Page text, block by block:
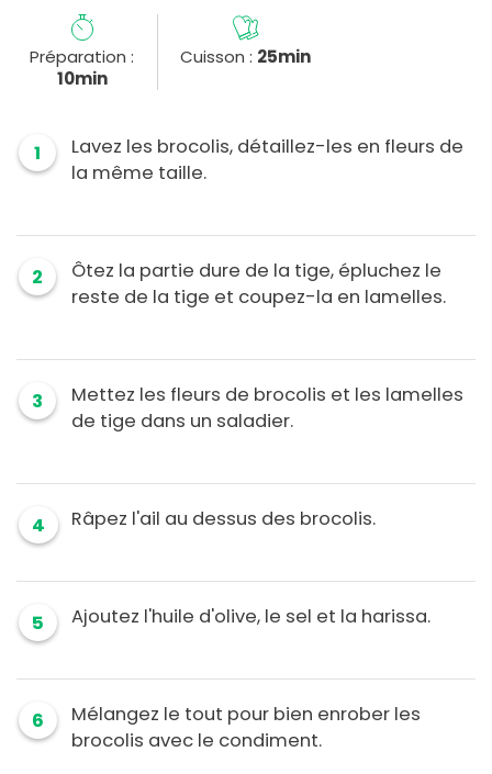
Préparation :
10min
Cuisson : 25min
1
Lavez les brocolis, détaillez-les en fleurs de
la même taille.
2
Ôtez la partie dure de la tige, épluchez le
reste de la tige et coupez-la en lamelles.
3
Mettez les fleurs de brocolis et les lamelles
de tige dans un saladier.
4 Râpez l'ail au dessus des brocolis.
5 Ajoutez l'huile d'olive, le sel et la harissa.
6
Mélangez le tout pour bien enrober les
brocolis avec le condiment.